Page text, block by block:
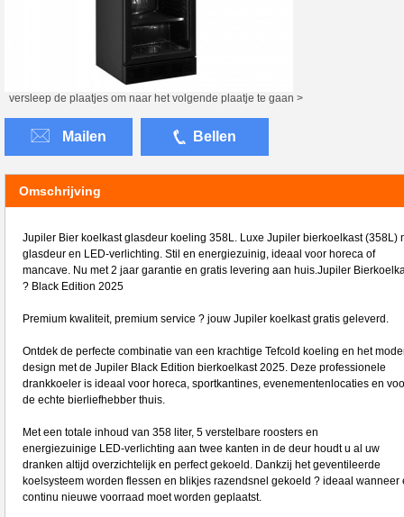
versleep de plaatjes om naar het volgende plaatje te gaan >
Mailen Bellen
Omschrijving
Jupiler Bier koelkast glasdeur koeling 358L. Luxe Jupiler bierkoelkast (358L)
glasdeur en LED-verlichting. Stil en energiezuinig, ideaal voor horeca of
mancave. Nu met 2 jaar garantie en gratis levering aan huis.Jupiler
? Black Edition 2025
Premium kwaliteit, premium service ? jouw Jupiler koelkast gratis geleverd.
Ontdek de perfecte combinatie van een krachtige Tefcold koeling en het
design met de Jupiler Black Edition bierkoelkast 2025. Deze professionele
drankkoeler is ideaal voor horeca, sportkantines, evenementenlocaties en
de echte bierliefhebber thuis.
Met een totale inhoud van 358 liter, 5 verstelbare roosters en
energiezuinige LED-verlichting aan twee kanten in de deur houdt u al uw
dranken altijd overzichtelijk en perfect gekoeld. Dankzij het geventileerde
koelsysteem worden flessen en blikjes razendsnel gekoeld ? ideaal wanneer
continu nieuwe voorraad moet worden geplaatst.